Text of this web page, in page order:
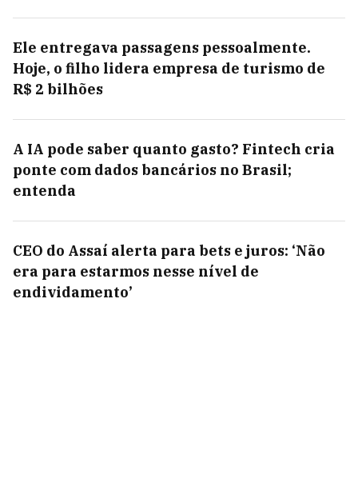
Ele entregava passagens pessoalmente.
Hoje, o filho lidera empresa de turismo de
R$ 2 bilhões
A IA pode saber quanto gasto? Fintech cria
ponte com dados bancários no Brasil;
entenda
CEO do Assaí alerta para bets e juros: ‘Não
era para estarmos nesse nível de
endividamento’